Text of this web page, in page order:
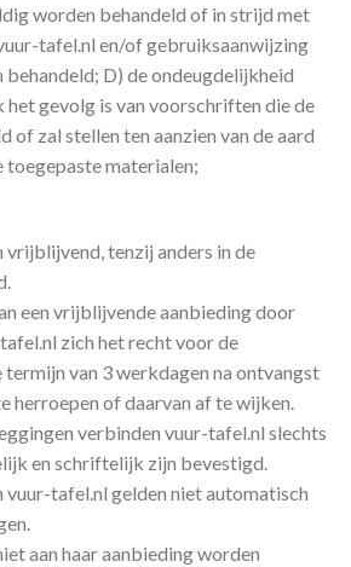
worden behandeld of in strijd met
tafel.nl en/of gebruiksaanwijzing
D) de ondeugdelijkheid
gevolg is van voorschriften die de
of zal stellen ten aanzien van de aard
materialen;
vrijblijvend, tenzij anders in de
een vrijblijvende aanbieding door
zich het recht voor de
termijn van 3 werkdagen na ontvangst
herroepen of daarvan af te wijken.
verbinden vuur-tafel.nl slechts
en schriftelijk zijn bevestigd.
vuur-tafel.nl gelden niet automatisch
aan haar aanbieding worden